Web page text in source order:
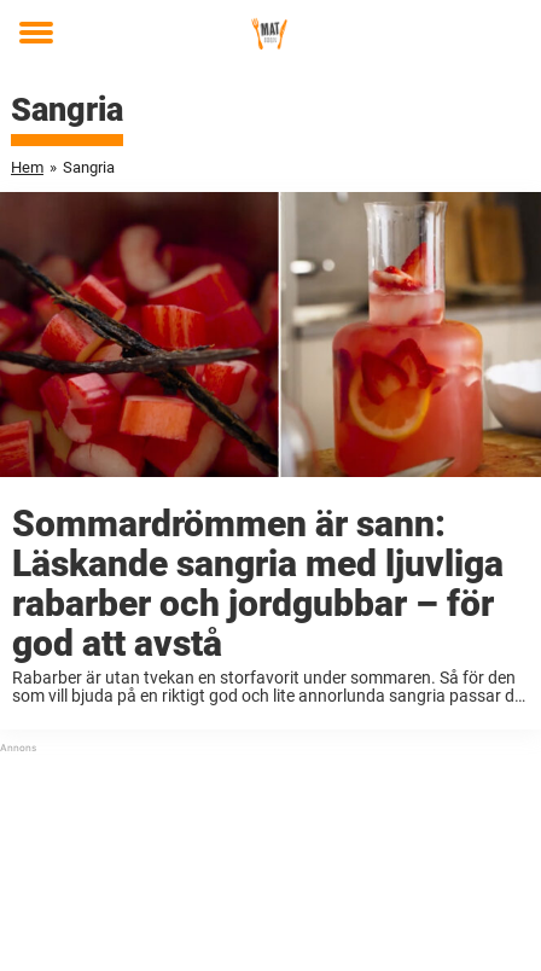
Toggle
Sangria
Hem » Sangria
Sommardrömmen är sann:
Läskande sangria med ljuvliga
rabarber och jordgubbar – för
god att avstå
Rabarber är utan tvekan en storfavorit under sommaren. Så för den
som vill bjuda på en riktigt god och lite annorlunda sangria passar det